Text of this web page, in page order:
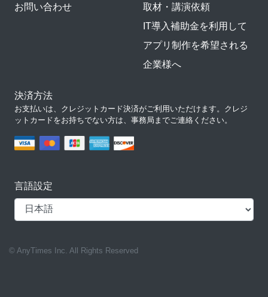
お問い合わせ
取材・講演依頼
IT導入補助金を利用して
アプリ制作を希望される
企業様へ
決済方法
お支払いは、クレジットカード決済がご利用いただけます。クレジ
ットカードをお持ちでない方は、事務局までご連絡ください。
言語設定
© AnyTimes Inc. All Rights Reserved